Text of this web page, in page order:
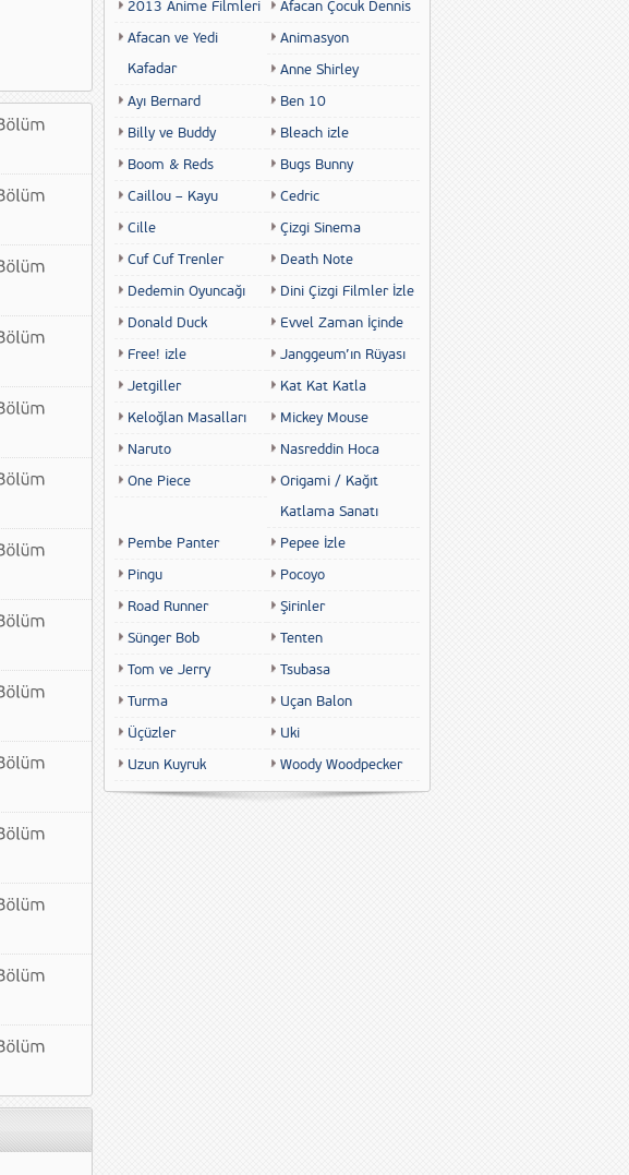
2013 Anime Filmleri
Afacan Çocuk Dennis
Afacan ve Yedi
Kafadar
Animasyon
Anne Shirley
Ayı Bernard
Ben 10
Billy ve Buddy
Bleach izle
Boom & Reds
Bugs Bunny
Caillou – Kayu
Cedric
Cille
Çizgi Sinema
Cuf Cuf Trenler
Death Note
Dedemin Oyuncağı
Dini Çizgi Filmler İzle
Donald Duck
Evvel Zaman İçinde
Free! izle
Janggeum’ın Rüyası
Jetgiller
Kat Kat Katla
Keloğlan Masalları
Mickey Mouse
Naruto
Nasreddin Hoca
One Piece
Origami / Kağıt
Katlama Sanatı
Pembe Panter
Pepee İzle
Pingu
Pocoyo
Road Runner
Şirinler
Sünger Bob
Tenten
Tom ve Jerry
Tsubasa
Turma
Uçan Balon
Üçüzler
Uki
Uzun Kuyruk
Woody Woodpecker